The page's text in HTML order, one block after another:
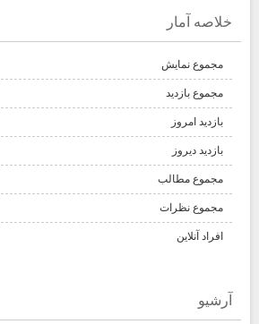
خلاصه آمار
مجموع نمایش‌
مجموع بازدید
بازدید امروز
بازدید دیروز
مجموع مطالب
مجموع نظرات
افراد آنلاین
آرشيو